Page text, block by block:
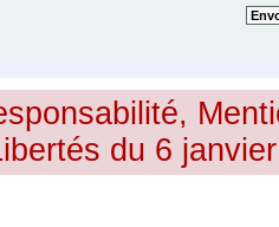
du 6